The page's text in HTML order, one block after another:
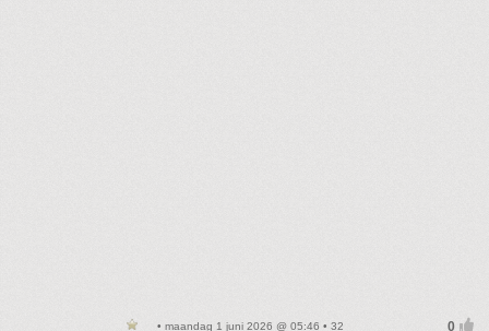
• maandag 1 juni 2026 @ 05:46 • 32